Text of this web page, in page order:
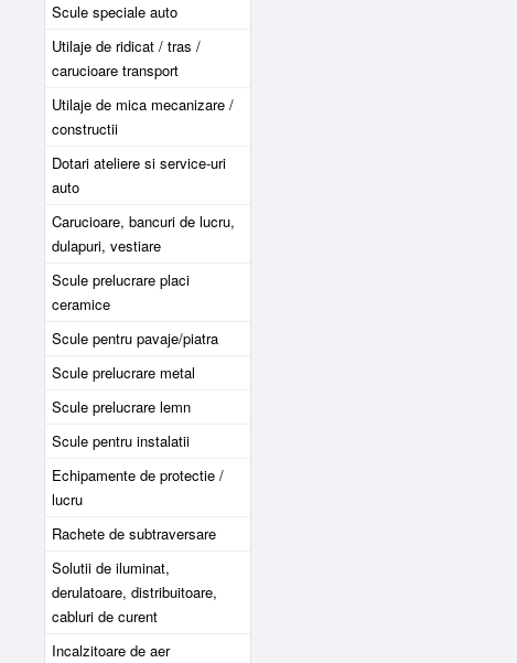
Scule speciale auto
Utilaje de ridicat / tras /
carucioare transport
Utilaje de mica mecanizare /
constructii
Dotari ateliere si service-uri
auto
Carucioare, bancuri de lucru,
dulapuri, vestiare
Scule prelucrare placi
ceramice
Scule pentru pavaje/piatra
Scule prelucrare metal
Scule prelucrare lemn
Scule pentru instalatii
Echipamente de protectie /
lucru
Rachete de subtraversare
Solutii de iluminat,
derulatoare, distribuitoare,
cabluri de curent
Incalzitoare de aer